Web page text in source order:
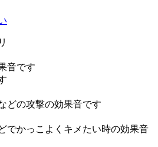
音です
どの攻撃の効果音です
でかっこよくキメたい時の効果音